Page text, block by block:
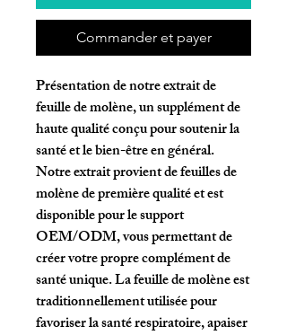
Commander et payer
Présentation de notre extrait de
feuille de molène, un supplément de
haute qualité conçu pour soutenir la
santé et le bien-être en général.
Notre extrait provient de feuilles de
molène de première qualité et est
disponible pour le support
OEM/ODM, vous permettant de
créer votre propre complément de
santé unique. La feuille de molène est
traditionnellement utilisée pour
favoriser la santé respiratoire, apaiser